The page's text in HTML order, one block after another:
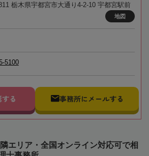
栃木県宇都宮市大通り4-2-10 宇都宮駅前
地図
5100
る 事務所にメールする
エリア・全国オンライン対応可で相